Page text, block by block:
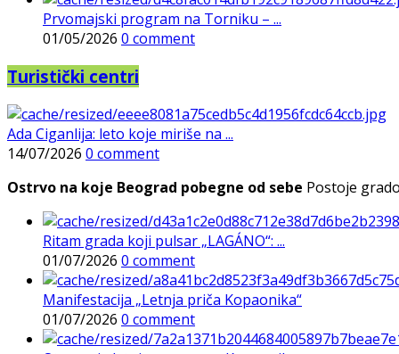
Prvomajski program na Torniku – ...
01/05/2026 0 comment
Turistički centri
Ada Ciganlija: leto koje miriše na ...
14/07/2026 0 comment
Ostrvo na koje Beograd pobegne od sebe Postoje
Ritam grada koji pulsar „LAGÁNO“: ...
01/07/2026 0 comment
Manifestacija „Letnja priča Kopaonika“
01/07/2026 0 comment